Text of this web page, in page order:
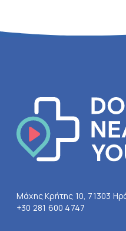
Μάχης Κρήτης 10, 71303
+30 281 600 4747